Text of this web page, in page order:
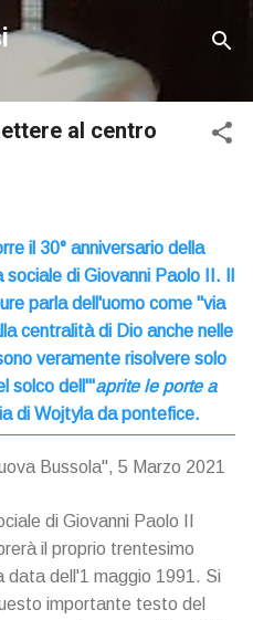
principali
al centro
il 30° anniversario della
sociale di Giovanni Paolo II. Il
parla dell'uomo come "via
centralità di Dio anche nelle
veramente risolvere solo
solco dell'"aprite le porte a
di Wojtyla da pontefice.
Bussola", 5 Marzo 2021
di Giovanni Paolo II
il proprio trentesimo
data dell'1 maggio 1991. Si
importante testo del